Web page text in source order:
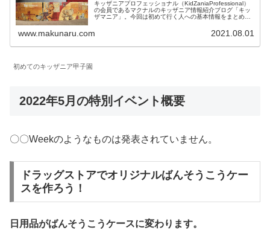
キッザニアプロフェッショナル（KidZaniaProfessional）
の会員であるマクナルのキッザニア情報紹介ブログ「キッ
ザマニア」。今回は初めて行く人への基本情報をまとめて
のでおすすめです。初めて行く人の参考になれば幸いで
す。
www.makunaru.com 2021.08.01
初めてのキッザニア甲子園
2022年5月の特別イベント概要
〇〇Weekのようなものは発表されていません。
ドラッグストアでオリジナルばんそうこうケー
スを作ろう！
日用品がばんそうこうケースに変わります。